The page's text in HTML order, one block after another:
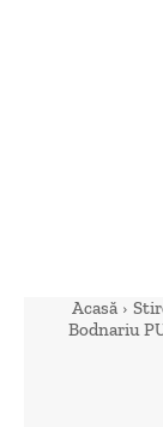
Acasă
Bodnariu